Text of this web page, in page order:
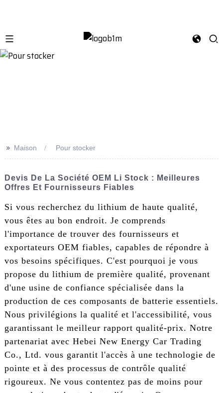
>> Maison Pour stocker
Devis De La Société OEM Li Stock : Meilleures
Offres Et Fournisseurs Fiables
Si vous recherchez du lithium de haute qualité,
vous êtes au bon endroit. Je comprends
l'importance de trouver des fournisseurs et
exportateurs OEM fiables, capables de répondre à
vos besoins spécifiques. C'est pourquoi je vous
propose du lithium de première qualité, provenant
d'une usine de confiance spécialisée dans la
production de ces composants de batterie essentiels.
Nous privilégions la qualité et l'accessibilité, vous
garantissant le meilleur rapport qualité-prix. Notre
partenariat avec Hebei New Energy Car Trading
Co., Ltd. vous garantit l'accès à une technologie de
pointe et à des processus de contrôle qualité
rigoureux. Ne vous contentez pas de moins pour